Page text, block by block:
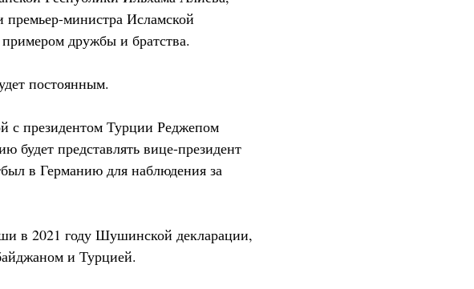
премьер-министра Исламской
дружбы и братства.
постоянным.
с президентом Турции Реджепом
представлять вице-президент
в Германию для наблюдения за
в 2021 году Шушинской декларации,
и Турцией.